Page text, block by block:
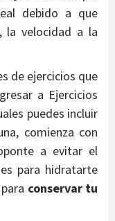
debido a que
la velocidad a la
de ejercicios que
a Ejercicios
puedes incluir
comienza con
a evitar el
para hidratarte
conservar tu